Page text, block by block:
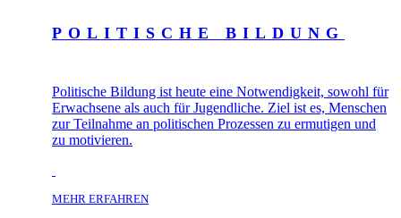
POLITISCHE BILDUNG
Politische Bildung ist heute eine Notwendigkeit, sowohl für
Erwachsene als auch für Jugendliche. Ziel ist es, Menschen
zur Teilnahme an politischen Prozessen zu ermutigen und
zu motivieren.
MEHR ERFAHREN